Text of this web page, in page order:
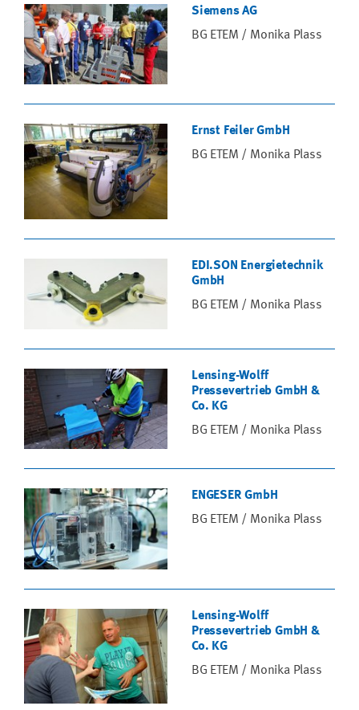
Siemens AG
BG ETEM / Monika Plass
Ernst Feiler GmbH
BG ETEM / Monika Plass
EDI.SON Energietechnik
GmbH
BG ETEM / Monika Plass
Lensing-Wolff
Pressevertrieb GmbH &
Co. KG
BG ETEM / Monika Plass
ENGESER GmbH
BG ETEM / Monika Plass
Lensing-Wolff
Pressevertrieb GmbH &
Co. KG
BG ETEM / Monika Plass